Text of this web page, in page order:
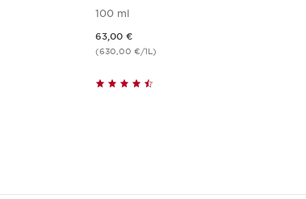
100 ml
63,00 €
(630,00 €/1L)